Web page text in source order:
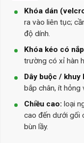
Khóa dán
ra vào liên tục;
độ dính.
Khóa kéo có
trường có xỉ hàn
Dây buộc / khuy
bắp chân, ít hỏng
Chiều cao: loại
cao đến dưới gối
bùn lầy.